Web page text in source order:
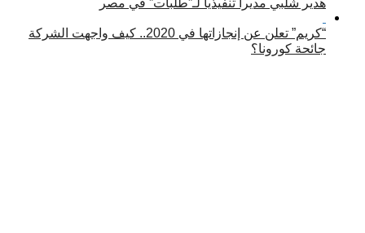
هدير شلبي مديرا تنفيذيا لـ”طلبات” في مصر
“كريم” تعلن عن إنجازاتها في 2020.. كيف واجهت الشركة
جائحة كورونا؟